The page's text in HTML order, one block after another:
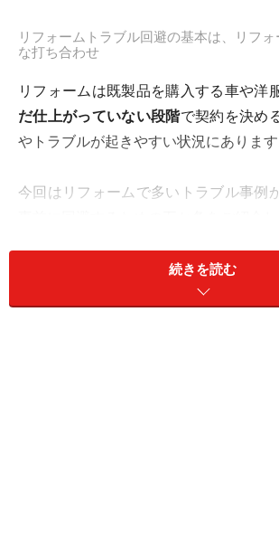
リフォームトラブル回避の基本は、リフ
な打ち合わせ
リフォームは既製品を購入する車や洋
だ仕上がっていない段階で契約を決め
やトラブルが起きやすい状況にあります
今回はリフォームで多いトラブル事例
【リフォームで起きやすいトラブル事例
選んだものと違うものが取り付け
続きを読む